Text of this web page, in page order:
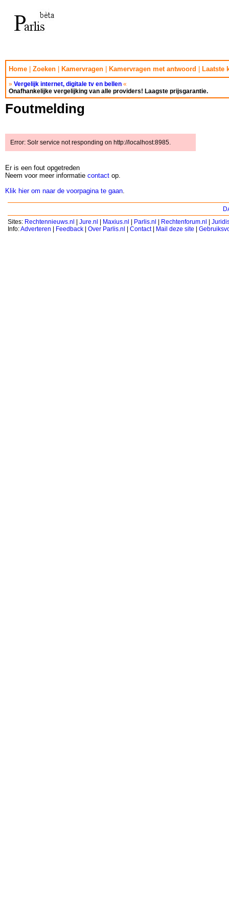
Home Zoeken Kamervragen Kamervragen met antwoord Laatste
» Vergelijk internet, digitale tv en bellen «
Onafhankelijke vergelijking van alle providers! Laagste prijsgarantie.
Foutmelding
Error: Solr service not responding on http://localhost:8985.
Er is een fout opgetreden
Neem voor meer informatie contact op.
Klik hier om naar de voorpagina te gaan
Sites: Rechtennieuws.nl | Jure.nl | Maxius.nl | Parlis.nl | Rechtenforum.nl |
Info:Adverteren | Feedback | Over Parlis.nl | Contact| Mail deze site |